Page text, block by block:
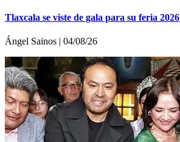
Tlaxcala se viste de gala para su feria 2026
Ángel Sainos | 04/08/26